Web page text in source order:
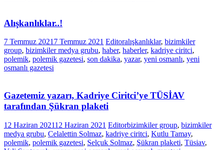
Alışkanlıklar..!
7 Temmuz 20217 Temmuz 2021 Editoralışkanlıklar, bizimkiler
group, bizimkiler medya grubu, haber, haberler, kadriye ciritci,
polemik, polemik gazetesi, son dakika, yazar, yeni osmanlı, yeni
osmanlı gazetesi
Gazetemiz yazarı, Kadriye Ciritci’ye TÜSİAV
tarafından Şükran plaketi
12 Haziran 202112 Haziran 2021 Editorbizimkiler group, bizimkiler
medya grubu, Celalettin Solmaz, kadriye ciritci, Kutlu Tamay,
polemik, polemik gazetesi, Selçuk Solmaz, Şükran plaketi, Tüsiav,